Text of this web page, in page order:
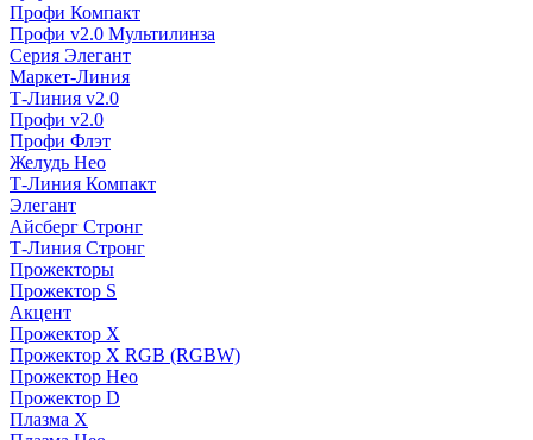
Профи Компакт
Профи v2.0 Мультилинза
Серия Элегант
Маркет-Линия
Т-Линия v2.0
Профи v2.0
Профи Флэт
Желудь Нео
Т-Линия Компакт
Элегант
Айсберг Стронг
Т-Линия Стронг
Прожекторы
Прожектор S
Акцент
Прожектор X
Прожектор Х RGB (RGBW)
Прожектор Нео
Прожектор D
Плазма X